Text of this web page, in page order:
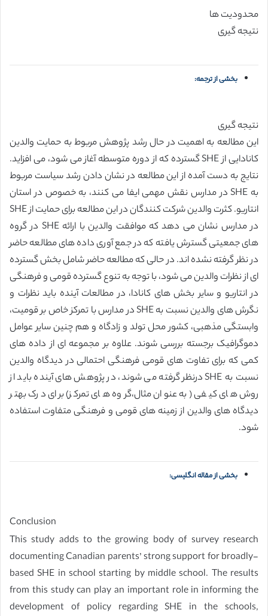
محدودیت ها
نتیجه گیری
بخشی از ترجمه:
نتیجه گیری
این مطالعه به اهمیت در حال رشد پژوهش مربوط به حمایت والدین
کانادایی از SHE گسترده که از دوره متوسطه آغاز می شود، می افزاید.
نتایج به دست آمده از این مطالعه در نشان دادن رشد سیاست مربوط
به SHE در مدارس نقش مهمی ایفا می کنند، به خصوص در استان
انتاریو. کثرت والدین شرکت کنندگان در این مطالعه برای حمایت از SHE
در مدارس نشان می دهد که موافقت والدین با ارائه SHE در گروه
های جمعیتی گسترش یافته که در جمع آوری داده های مطالعه حاضر
در نظر گرفته نشده اند. در حالی که مطالعه حاضر شامل بخش گسترده
ای از نظرات والدین می شود، با توجه به تنوع گسترده قومی و فرهنگی
در انتاریو و سایر بخش های کانادا، در مطالعات آینده باید نظرات و
نگرش های والدین نسبت به SHE در مدارس با تمرکز خاص بر قومیت،
وابستگی مذهبی، کشور محل تولد و زادگاه و هم چنین سایر عوامل
دموگرافیک برجسته بررسی شوند. علاوه بر مجموعه ای از داده های
کمی که برای تفاوت های قومی فرهنگی احتمالی در دیدگاه والدین
نسبت به SHE درنظر گرفته می شوند، در پژوهش های آینده باید از
روش های کیفی (به عنوان مثال،گروه های تمرکز) برای درک بهتر
دیدگاه های والدین از زمینه های قومی و فرهنگی متفاوت استفاده
شود.
بخشی از مقاله انگلیسی:
Conclusion
This study adds to the growing body of survey research
documenting Canadian parents’ strong support for broadly-
based SHE in school starting by middle school. The results
from this study can play an important role in informing the
development of policy regarding SHE in the schools,